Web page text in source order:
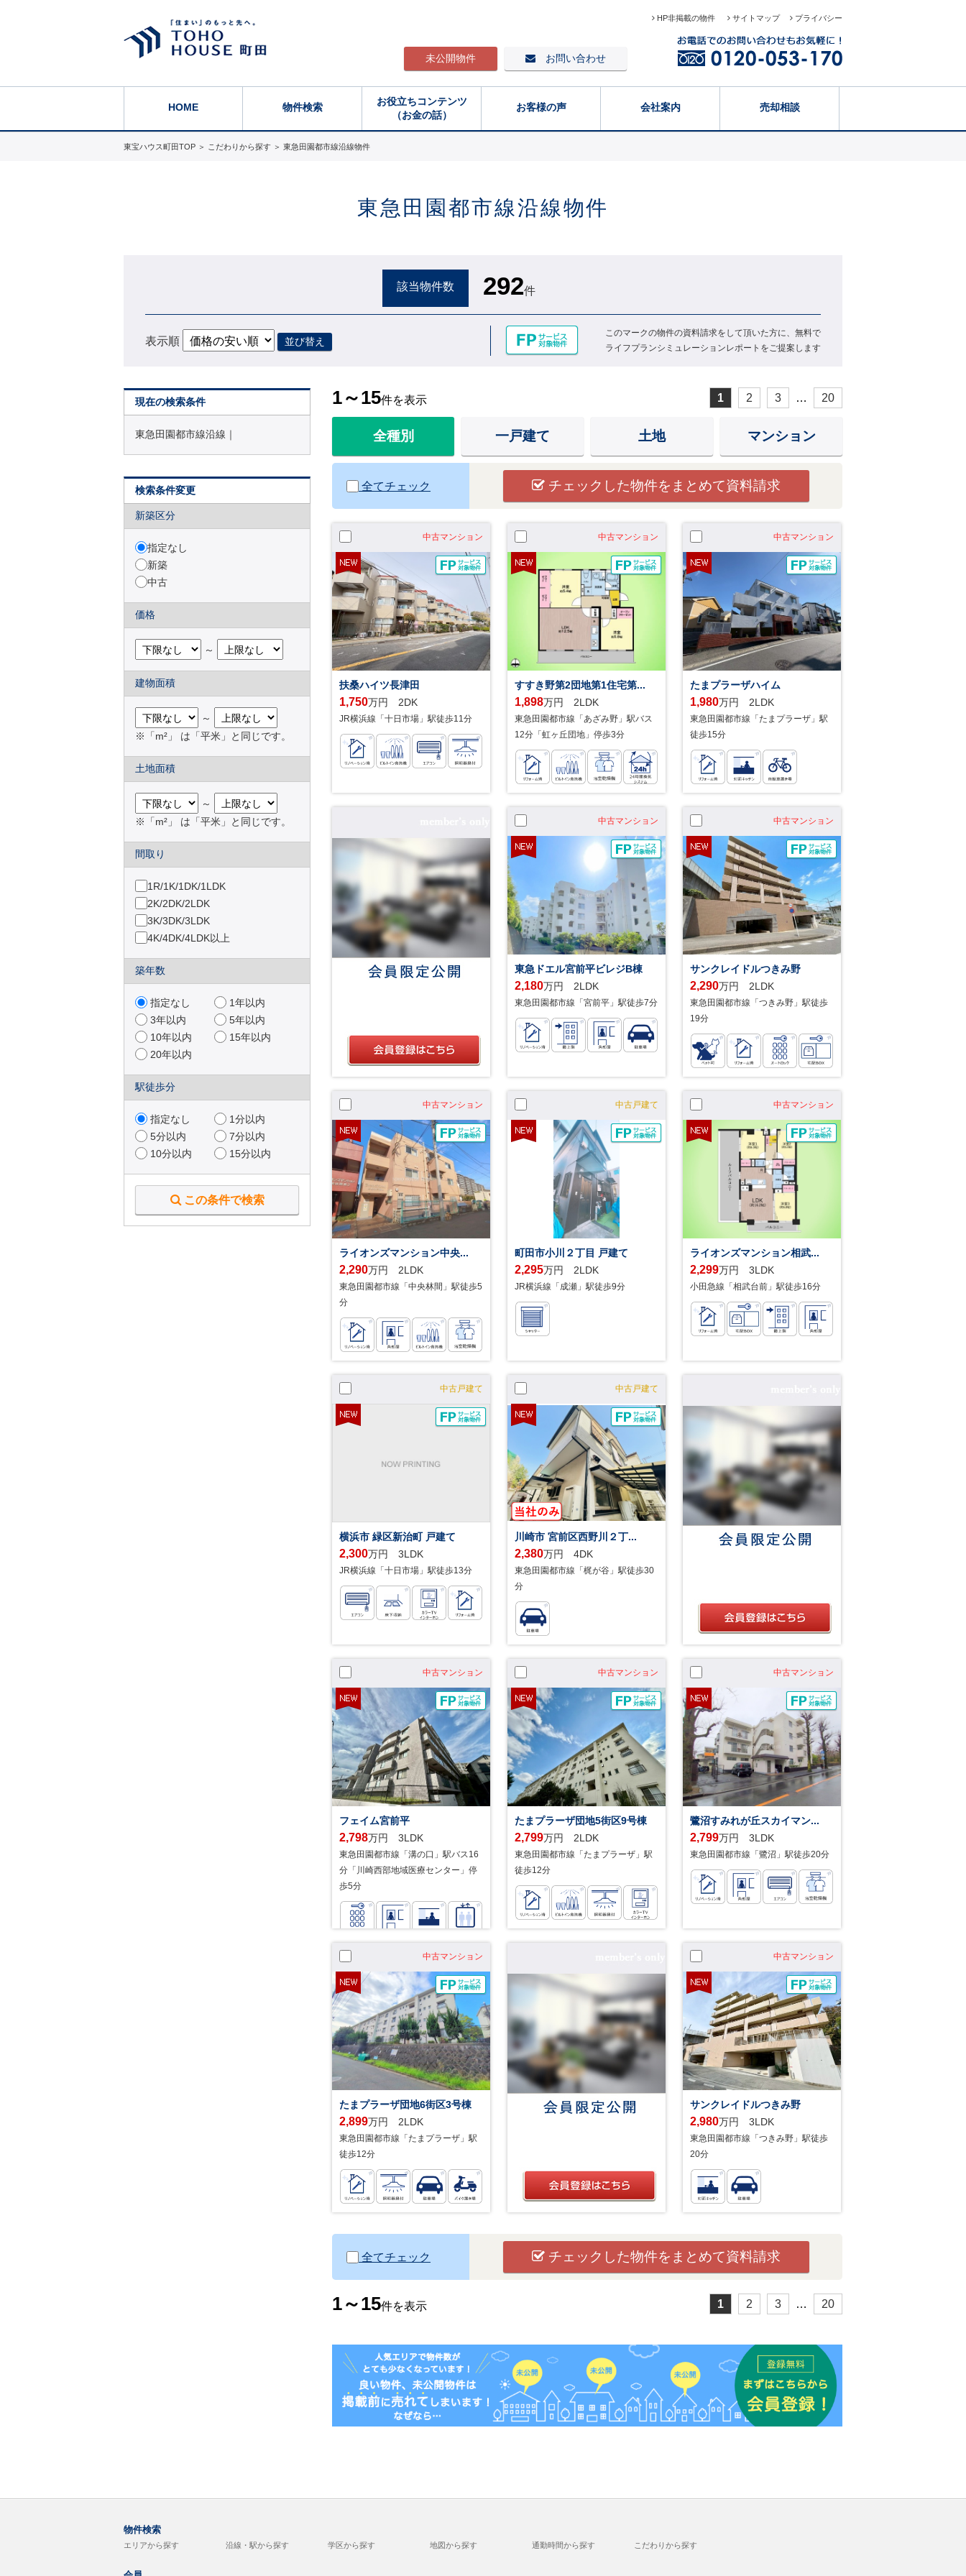
未公開物件 お問い合わせ
HP非掲載の物件 サイトマップ プライバシー
HOME 物件検索
お役立ちコンテンツ
（お金の話）
お客様の声 会社案内 売却相談
東宝ハウス町田TOP ＞ こだわりから探す ＞ 東急田園都市線沿線物件
東急田園都市線沿線物件
該当物件数 292件
表示順 並び替え
このマークの物件の資料請求をして頂いた方に、無料で
ライフプランシミュレーションレポートをご提案します
1～15件を表示 1 2 3 … 20
全種別 一戸建て 土地 マンション
全てチェック チェックした物件をまとめて資料請求
中古マンション
扶桑ハイツ長津田
1,750万円 2DK
JR横浜線「十日市場」駅徒歩11分
中古マンション
すすき野第2団地第1住宅第...
1,898万円 2LDK
東急田園都市線「あざみ野」駅バス
12分「虹ヶ丘団地」停歩3分
中古マンション
たまプラーザハイム
1,980万円 2LDK
東急田園都市線「たまプラーザ」駅
徒歩15分
中古マンション
東急ドエル宮前平ビレジB棟
2,180万円 2LDK
東急田園都市線「宮前平」駅徒歩7分
中古マンション
サンクレイドルつきみ野
2,290万円 2LDK
東急田園都市線「つきみ野」駅徒歩
19分
中古マンション
ライオンズマンション中央...
2,290万円 2LDK
東急田園都市線「中央林間」駅徒歩5
分
中古戸建て
町田市小川２丁目 戸建て
2,295万円 2LDK
JR横浜線「成瀬」駅徒歩9分
中古マンション
ライオンズマンション相武...
2,299万円 3LDK
小田急線「相武台前」駅徒歩16分
中古戸建て
横浜市 緑区新治町 戸建て
2,300万円 3LDK
JR横浜線「十日市場」駅徒歩13分
中古戸建て
川崎市 宮前区西野川２丁...
2,380万円 4DK
東急田園都市線「梶が谷」駅徒歩30
分
中古マンション
フェイム宮前平
2,798万円 3LDK
東急田園都市線「溝の口」駅バス16
分「川崎西部地域医療センター」停
歩5分
中古マンション
たまプラーザ団地5街区9号棟
2,799万円 2LDK
東急田園都市線「たまプラーザ」駅
徒歩12分
中古マンション
鷺沼すみれが丘スカイマン...
2,799万円 3LDK
東急田園都市線「鷺沼」駅徒歩20分
中古マンション
たまプラーザ団地6街区3号棟
2,899万円 2LDK
東急田園都市線「たまプラーザ」駅
徒歩12分
中古マンション
サンクレイドルつきみ野
2,980万円 3LDK
東急田園都市線「つきみ野」駅徒歩
20分
全てチェック チェックした物件をまとめて資料請求
1～15件を表示 1 2 3 … 20
現在の検索条件
東急田園都市線沿線｜
検索条件変更
新築区分
指定なし
新築
中古
価格
～
建物面積
～
※「m²」 は「平米」と同じです。
土地面積
～
※「m²」 は「平米」と同じです。
間取り
1R/1K/1DK/1LDK
2K/2DK/2LDK
3K/3DK/3LDK
4K/4DK/4LDK以上
築年数
指定なし
1年以内
3年以内
5年以内
10年以内
15年以内
20年以内
駅徒歩分
指定なし
1分以内
5分以内
7分以内
10分以内
15分以内
この条件で検索
物件検索
エリアから探す 沿線・駅から探す 学区から探す 地図から探す 通勤時間から探す こだわりから探す